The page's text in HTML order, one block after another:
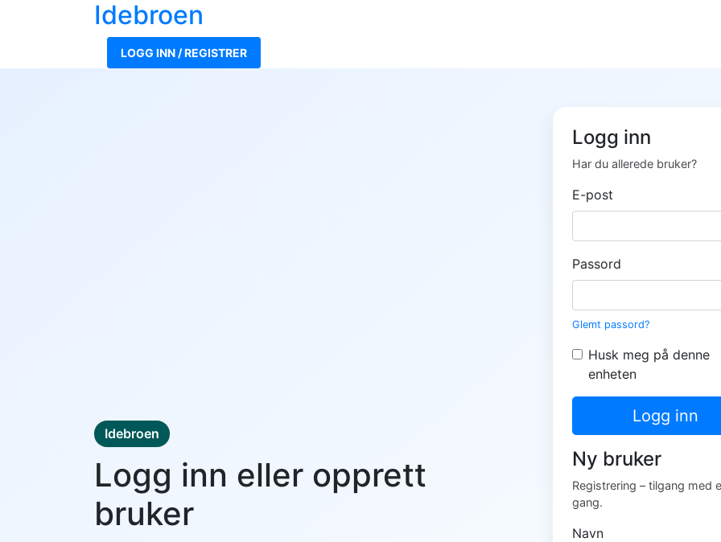
Idebroen
LOGG INN / REGISTRER
Idebroen
Logg inn eller opprett
bruker
Logg inn
Har du allerede bruker?
E-post
Passord
Glemt passord?
Husk meg på denne
enheten
Logg inn
Ny bruker
Registrering – tilgang med
gang.
Navn